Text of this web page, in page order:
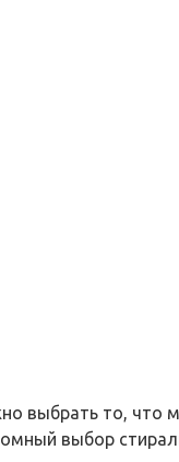
выбрать то, что
выбор